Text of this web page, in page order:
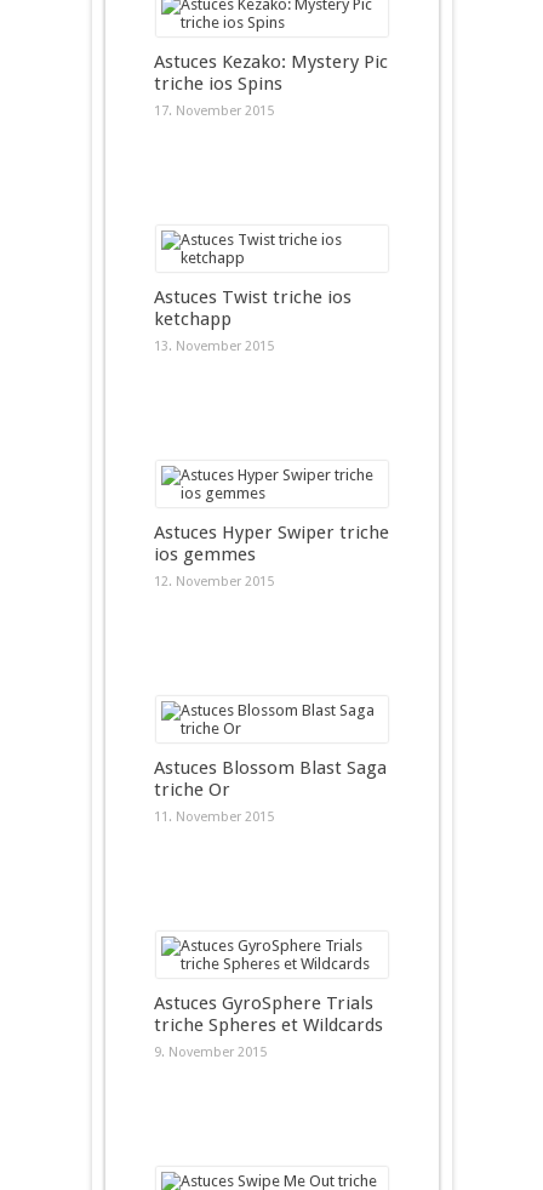
Astuces Kezako: Mystery Pic
triche ios Spins
17. November 2015
Astuces Twist triche ios
ketchapp
13. November 2015
Astuces Hyper Swiper triche
ios gemmes
12. November 2015
Astuces Blossom Blast Saga
triche Or
11. November 2015
Astuces GyroSphere Trials
triche Spheres et Wildcards
9. November 2015